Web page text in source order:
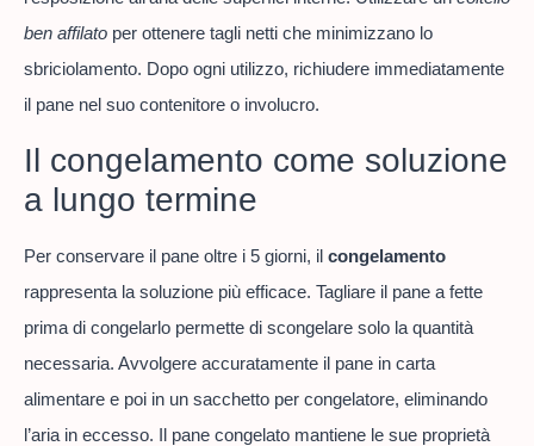
ben affilato per ottenere tagli netti che minimizzano lo
sbriciolamento. Dopo ogni utilizzo, richiudere immediatamente
il pane nel suo contenitore o involucro.
Il congelamento come soluzione
a lungo termine
Per conservare il pane oltre i 5 giorni, il congelamento
rappresenta la soluzione più efficace. Tagliare il pane a fette
prima di congelarlo permette di scongelare solo la quantità
necessaria. Avvolgere accuratamente il pane in carta
alimentare e poi in un sacchetto per congelatore, eliminando
l’aria in eccesso. Il pane congelato mantiene le sue proprietà